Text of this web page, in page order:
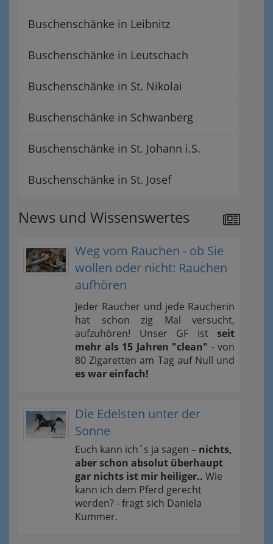
Buschenschänke in Leibnitz
Buschenschänke in Leutschach
Buschenschänke in St. Nikolai
Buschenschänke in Schwanberg
Buschenschänke in St. Johann i.S.
Buschenschänke in St. Josef
News und Wissenswertes
Weg vom Rauchen - ob Sie
wollen oder nicht: Rauchen
aufhören
Jeder Raucher und jede Raucherin
hat schon zig Mal versucht,
aufzuhören! Unser GF ist seit
mehr als 15 Jahren "clean" - von
80 Zigaretten am Tag auf Null und
es war einfach!
Die Edelsten unter der
Sonne
Euch kann ich´s ja sagen – nichts,
aber schon absolut überhaupt
gar nichts ist mir heiliger.. Wie
kann ich dem Pferd gerecht
werden? - fragt sich Daniela
Kummer.